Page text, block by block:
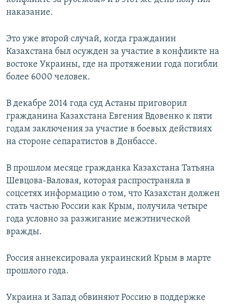
наказание.
Это уже второй случай, когда гражданин
Казахстана был осужден за участие в конфликте на
востоке Украины, где на протяжении года погибли
более 6000 человек.
В декабре 2014 года суд Астаны приговорил
гражданина Казахстана Евгения Вдовенко к пяти
годам заключения за участие в боевых действиях
на стороне сепаратистов в Донбассе.
В прошлом месяце гражданка Казахстана Татьяна
Шевцова-Валовая, которая распространяла в
соцсетях информацию о том, что Казахстан должен
стать частью России как Крым, получила четыре
года условно за разжигание межэтнической
вражды.
Россия аннексировала украинский Крым в марте
прошлого года.
Украина и Запад обвиняют Россию в поддержке